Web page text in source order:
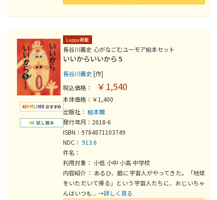
Luppy掲載
長谷川義史 心がなごむユーモア絵本セット
いいからいいから 5
長谷川義史 [作]
税込価格：
￥1,540
本体価格：￥1,400
出版社： 絵本館
発行年月：2018-6
ISBN：9784871103749
NDC： 913.6
件名：
利用対象： 小低 小中 小高 中学校
内容紹介： あるひ、庭に宇宙人がやってきた。「地球
をいただいて帰る」という宇宙人たちに、おじいちゃ
んはいつも... →詳しく見る